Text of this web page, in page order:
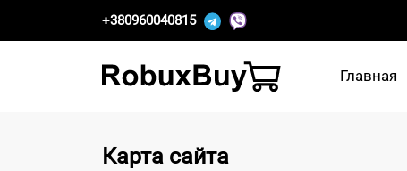
+380960040815
Главная
Карта сайта